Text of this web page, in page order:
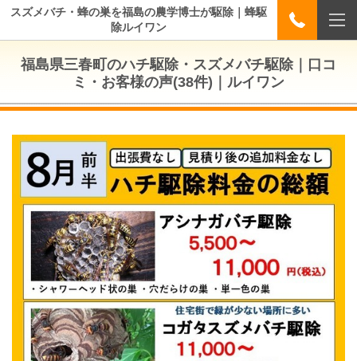
スズメバチ・蜂の巣を福島の農学博士が駆除｜蜂駆
除ルイワン
福島県三春町のハチ駆除・スズメバチ駆除｜口コ
ミ・お客様の声(38件)｜ルイワン